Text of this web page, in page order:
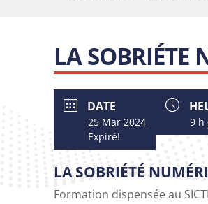
LA SOBRIÉTE
DATE
25 Mar 2024
Expiré!
9 h
LA SOBRIÉTÉ
Formation dispensée au